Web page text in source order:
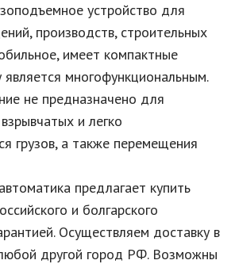
устройство для
производств, строительных
имеет компактные
многофункциональным.
не предназначено для
и легко
грузов, а также перемещения
предлагает купить
и болгарского
Осуществляем доставку в
другой город РФ. Возможны